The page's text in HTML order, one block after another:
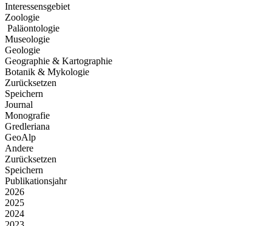
Interessensgebiet
Zoologie
Paläontologie
Museologie
Geologie
Geographie & Kartographie
Botanik & Mykologie
Zurücksetzen
Speichern
Journal
Monografie
Gredleriana
GeoAlp
Andere
Zurücksetzen
Speichern
Publikationsjahr
2026
2025
2024